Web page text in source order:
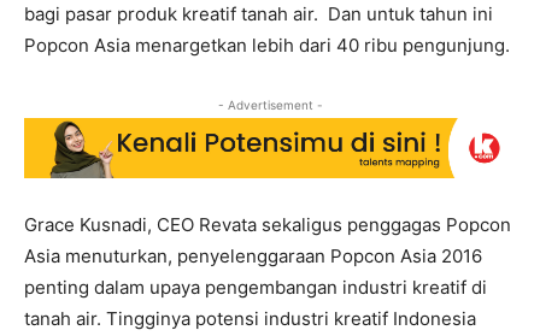
bagi pasar produk kreatif tanah air. Dan untuk tahun ini
Popcon Asia menargetkan lebih dari 40 ribu pengunjung.
- Advertisement -
Grace Kusnadi, CEO Revata sekaligus penggagas Popcon
Asia menuturkan, penyelenggaraan Popcon Asia 2016
penting dalam upaya pengembangan industri kreatif di
tanah air. Tingginya potensi industri kreatif Indonesia